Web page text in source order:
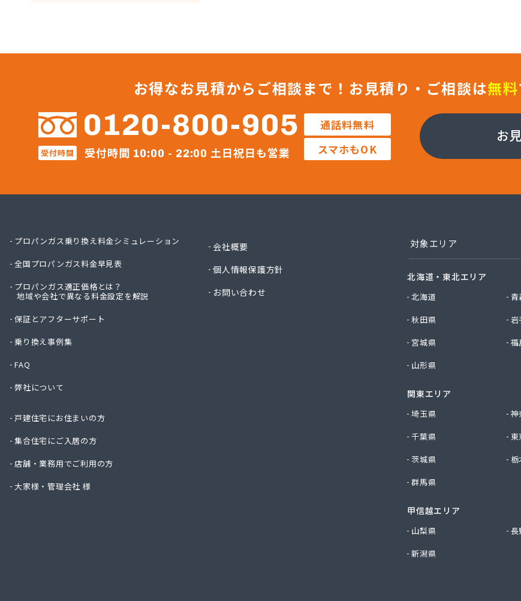
伊丹産業株式会社 福知山営業所
株式会社ガストピア
株式会社ガスネット
株式会社キョウプロ 京都支店
株式会社キョウプロ 城陽支店
株式会社くさか 本社
株式会社ホームエネルギー近畿 京都センター
株式会社宮野商事
株式会社宮野商事
株式会社京洋 LPガス宮津営業所
京都府LPガス協会（一般社団法人）・保安センター
お得なお見積からご相談まで！ お見積り・ご相談は無料
0120-800-905
受付時間 受付時間 10:00 - 22:00 土日祝日も営業
通話料無料
スマホもOK
お
プロパンガス乗り換え料金シミュレーション
全国プロパンガス料金早見表
プロパンガス適正価格とは？
地域や会社で異なる料金設定を解説
保証とアフターサポート
乗り換え事例集
FAQ
弊社について
戸建住宅にお住まいの方
集合住宅にご入居の方
店舗・業務用でご利用の方
大家様・管理会社 様
会社概要
個人情報保護方針
お問い合わせ
対象エリア
北海道・東北エリア
北海道
青
秋田県
岩
宮城県
福
山形県
関東エリア
埼玉県
神
千葉県
東
茨城県
群馬県
甲信越エリア
山梨県
長
新潟県